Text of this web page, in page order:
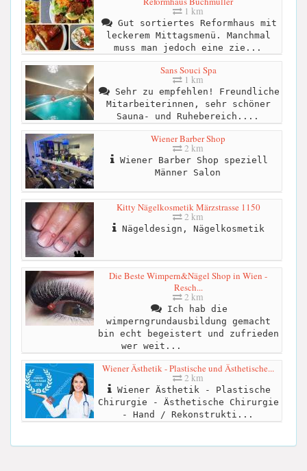
1 km
Gut sortiertes Reformhaus mit
leckerem Mittagsmenü. Manchmal
muss man jedoch eine zie...
Sans Souci Spa
1 km
Sehr zu empfehlen! Freundliche
Mitarbeiterinnen, sehr schöner
Sauna- und Ruhebereich....
Wiener Barber Shop
2 km
Wiener Barber Shop speziell
Männer Salon
Kitty Nägelkosmetik Märzstrasse 1150
2 km
Nägeldesign, Nägelkosmetik
Die Beste Wimpern&Nägel Shop in Wien -
Resch...
2 km
Ich hab die
wimperngrundausbildung gemacht
bin echt begeistert und zufrieden
wer weit...
Wiener Ästhetik - Plastische und Ästhetische...
2 km
Wiener Ästhetik - Plastische
Chirurgie - Ästhetische Chirurgie
- Hand / Rekonstrukti...